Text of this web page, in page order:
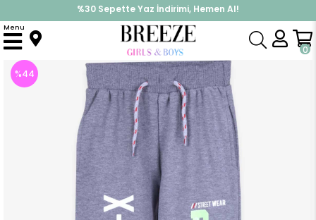
%30 Sepette Yaz İndirimi, Hemen Al!
İndirimlere ek %10 İndirimi Kap, Hemen Üye Ol!
0
Menu
Anasayfa Alt Giyim Eşofman Altı Erkek Çocuk Eşofman Altı Baskılı Gri Melanj (10 Yaş)
%44